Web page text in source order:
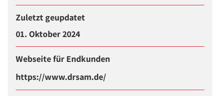
Zuletzt geupdatet
01. Oktober 2024
Webseite für Endkunden
https://www.drsam.de/